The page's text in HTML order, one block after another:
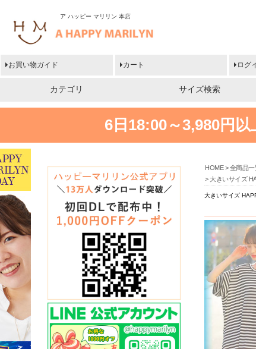
ア ハッピー マリリン 本店
お買い物ガイド カート ログ
カテゴリ サイズ検索
6日18:00～3,980円以
HOME 全商品一
大きいサイズ
大きいサイズ